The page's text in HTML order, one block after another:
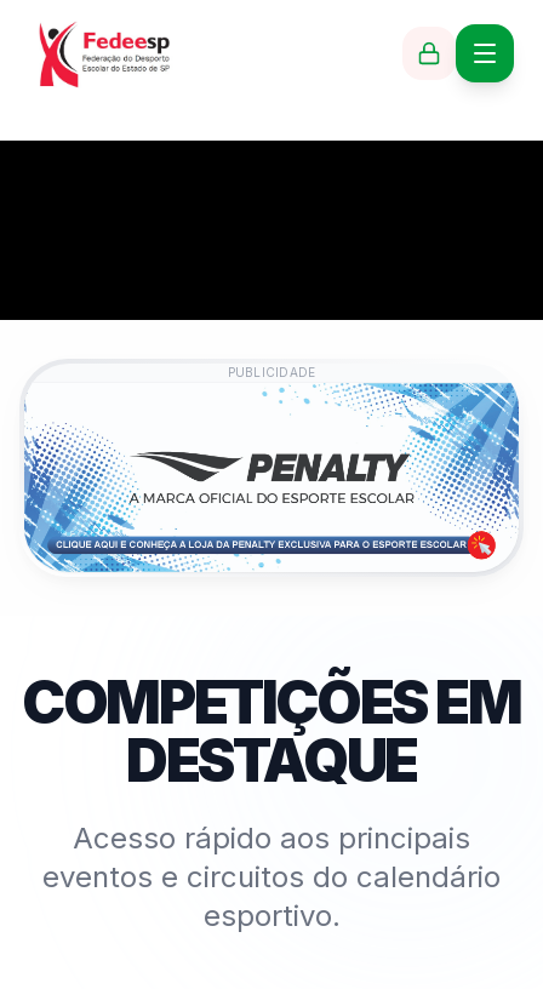
PUBLICIDADE
COMPETIÇÕES EM
DESTAQUE
Acesso rápido aos principais
eventos e circuitos do calendário
esportivo.